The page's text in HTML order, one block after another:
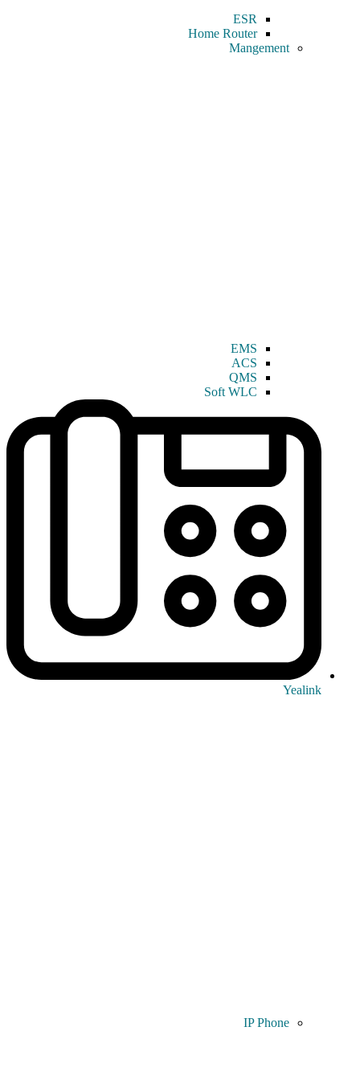
ESR
Home Router
Mangement
EMS
ACS
QMS
Soft WLC
Yealink
IP Phone